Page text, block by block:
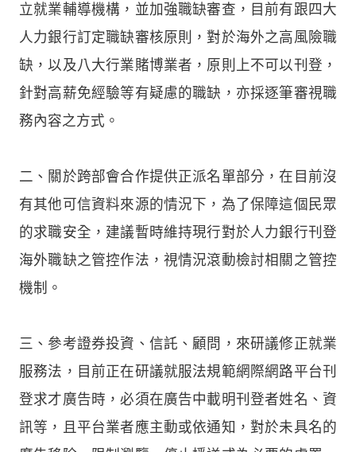
立就業輔導機構，並加強職缺審查，目前有跟四大
人力銀行訂定職缺審核原則，對於海外之高風險職
缺，以及八大行業賭博業者，原則上不可以刊登，
針對高薪免經驗等有疑慮的職缺，亦採逐筆審視職
務內容之方式。
二、關於跨部會合作提供正派名單部分，在目前沒
有其他可信資料來源的情況下，為了保障這個民眾
的求職安全，建議暫時維持現行對於人力銀行刊登
海外職缺之管控作法，視情況滾動檢討相關之管控
機制。
三、參考證券投資、信託、顧問，來研議修正就業
服務法，目前正在研議就服法規範網際網路平台刊
登求才廣告時，必須在廣告中載明刊登者姓名、資
訊等，且平台業者應主動或依通知，對於未具名的